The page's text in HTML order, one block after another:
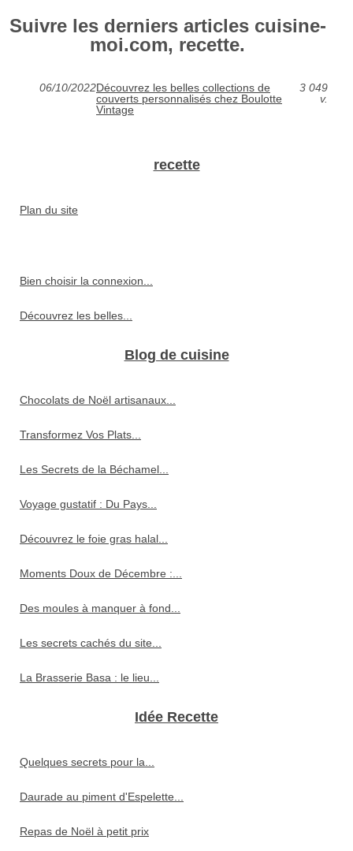
Suivre les derniers articles cuisine-
moi.com, recette.
06/10/2022Découvrez les belles collections de
couverts personnalisés chez Boulotte
Vintage
3 049
v.
recette
Plan du site
Bien choisir la connexion...
Découvrez les belles...
Blog de cuisine
Chocolats de Noël artisanaux...
Transformez Vos Plats...
Les Secrets de la Béchamel...
Voyage gustatif : Du Pays...
Découvrez le foie gras halal...
Moments Doux de Décembre :...
Des moules à manquer à fond...
Les secrets cachés du site...
La Brasserie Basa : le lieu...
Idée Recette
Quelques secrets pour la...
Daurade au piment d'Espelette...
Repas de Noël à petit prix